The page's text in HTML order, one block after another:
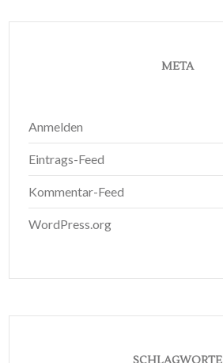
META
Anmelden
Eintrags-Feed
Kommentar-Feed
WordPress.org